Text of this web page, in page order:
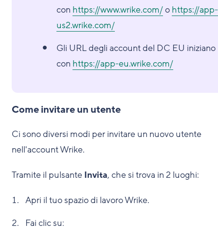
con https://www.wrike.com/o https://app-
us2.wrike.com/
Gli URL degli account del DC EU iniziano
con https://app-eu.wrike.com/
Come invitare un utente
Ci sono diversi modi per invitare un nuovo utente
nell'account Wrike.
Tramite il pulsante Invita, che si trova in 2 luoghi:
Apri il tuo spazio di lavoro Wrike.
Fai clic su: